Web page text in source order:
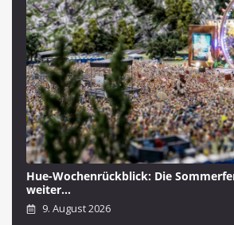
Hue-Wochenrückblick: Die
weiter…
9. August 2026